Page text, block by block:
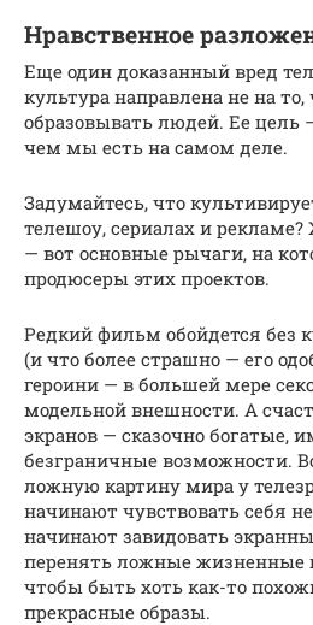
Нравственное
Еще один доказанный вред
культура направлена не на
образовывать людей. Ее цель
чем мы есть на самом деле.
Задумайтесь, что
телешоу, сериалах и рекламе?
— вот основные рычаги, на
продюсеры этих проектов.
Редкий фильм обойдется без
(и что более страшно — его
героини — в большей мере
модельной внешности. А
экранов — сказочно богатые,
безграничные возможности.
ложную картину мира у
начинают чувствовать себя
начинают завидовать
перенять ложные жизненные
чтобы быть хоть как-то
прекрасные образы.